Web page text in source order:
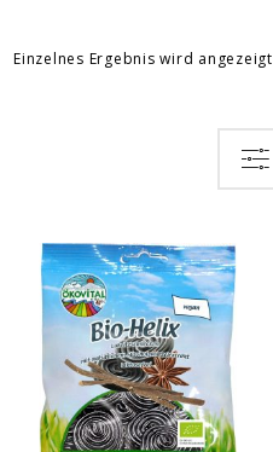
Einzelnes Ergebnis wird angezeigt